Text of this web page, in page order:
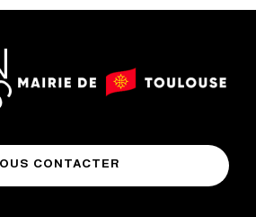
i
t
i
de
CONTACTER